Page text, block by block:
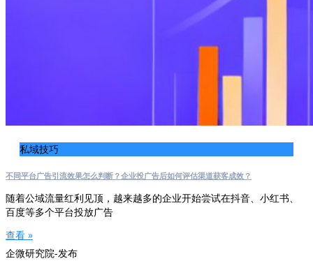
私域技巧
不同平台广告引流效果怎么判断？企业投广告后如何评估渠道获客成效？
随着公域流量红利见顶，越来越多的企业开始尝试在抖音、小红书、
百度等多个平台投放广告
查看 »
企微研究院-发布